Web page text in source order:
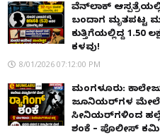
ವೆನ್‌ಲಾಕ್
ಬಂದಾಗ ಮೃತಪಟ್ಟ
ಕುತ್ತಿಗೆಯಲ್ಲಿದ್ದ ₹1.50
ಕಳವು!
8/01/2026 07:12:00 PM
ಮಂಗಳೂರು:
ಜೂನಿಯರ್‌ಗಳ ಮೇಲೆ
ಸೀನಿಯರ್‌ಗಳಿಂದ
ಶಂಕೆ – ಪೊಲೀಸ್